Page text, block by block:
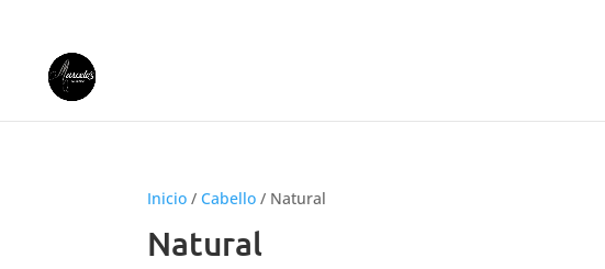
Inicio /Cabello / Natural
Natural